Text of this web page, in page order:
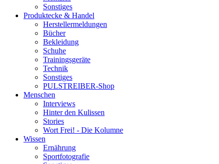
Sonstiges
Produktecke & Handel
Herstellermeldungen
Bücher
Bekleidung
Schuhe
Trainingsgeräte
Technik
Sonstiges
PULSTREIBER-Shop
Menschen
Interviews
Hinter den Kulissen
Stories
Wort Frei! - Die Kolumne
Wissen
Ernährung
Sportfotografie